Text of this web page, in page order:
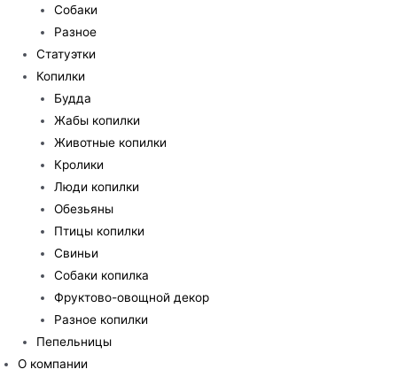
Собаки
Разное
Статуэтки
Копилки
Будда
Жабы копилки
Животные копилки
Кролики
Люди копилки
Обезьяны
Птицы копилки
Свиньи
Собаки копилка
Фруктово-овощной декор
Разное копилки
Пепельницы
О компании